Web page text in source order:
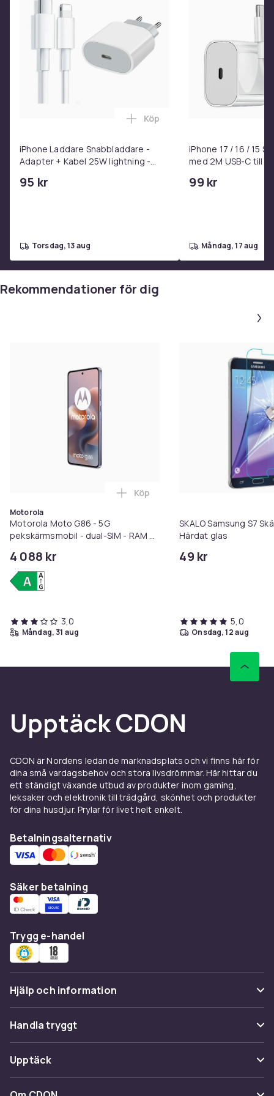
489e86eb-b71b-5e65-ba84-ee55db35a15f
Produktsäkerhetsinformation
iPhone Laddare Snabbladdare -
Adapter + Kabel 25W lightning -
95 kr
Lägg till iPhone Laddare
Köp
torsdag, 13 aug
iPhone 17 / 16 / 15
med 2M USB-C till
99 kr
måndag, 17 aug
Rekommendationer för dig
Motorola
Motorola Moto G86 - 5G
pekskärmsmobil - dual-SIM - RAM 8
slot - pOLED-skärm - 6.67" - 2712 x
1220 pixlar (120 Hz)...
4 088 kr
Lägg till Motorola Moto G86 -
Köp
3,0
måndag, 31 aug
SKALO Samsung S7
Härdat glas
49 kr
5,0
onsdag, 12 aug
Upptäck CDON
CDON är Nordens ledande marknadsplats och vi finns här för
dina små vardagsbehov och stora livsdrömmar. Här hittar du
ett ständigt växande utbud av produkter inom gaming,
leksaker och elektronik till trädgård, skönhet och produkter
för dina husdjur. Prylar för livet helt enkelt.
Betalningsalternativ
Säker betalning
Trygg e-handel
Hjälp och information
Vanliga frågor
Spåra paket
Ångra & Returnera här
Handla tryggt
Betalning
Leverans
Upptäck
Kategorier